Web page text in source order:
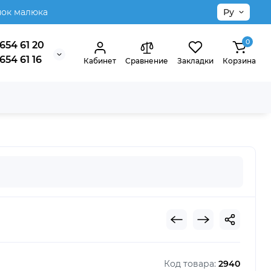
малюка Ру
61 20
61 16
Кабинет Сравнение Закладки
0
Корзина
Код товара: 2940